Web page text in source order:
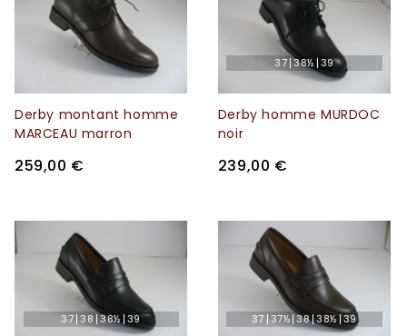
Derby montant homme
MARCEAU marron
259,00 €
37 38½ 39
Derby homme MURDOC
noir
239,00 €
37 38 38½ 39 37 37½ 38 38½ 39